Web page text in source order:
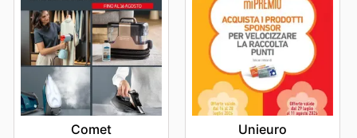
Comet Unieuro